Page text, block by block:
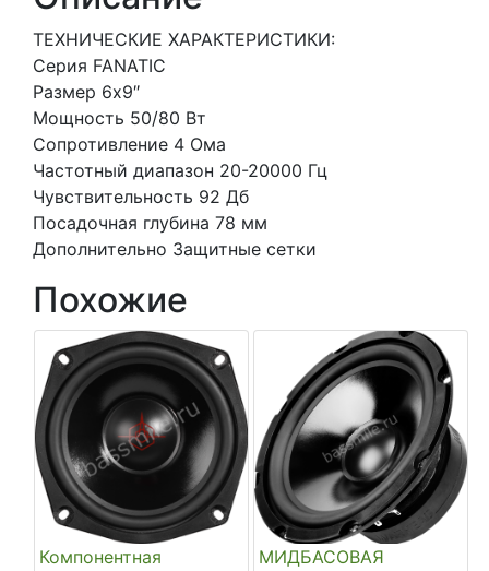
ТЕХНИЧЕСКИЕ ХАРАКТЕРИСТИКИ:
Серия FANATIC
Размер 6х9″
Мощность 50/80 Вт
Сопротивление 4 Ома
Частотный диапазон 20-20000 Гц
Чувствительность 92 Дб
Посадочная глубина 78 мм
Дополнительно Защитные сетки
Похожие
Компонентная
МИДБАСОВАЯ